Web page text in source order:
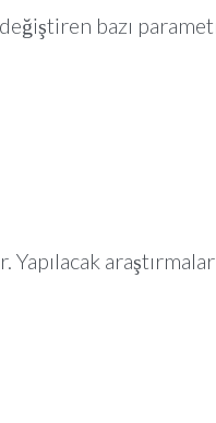
bazı
araştırmalar